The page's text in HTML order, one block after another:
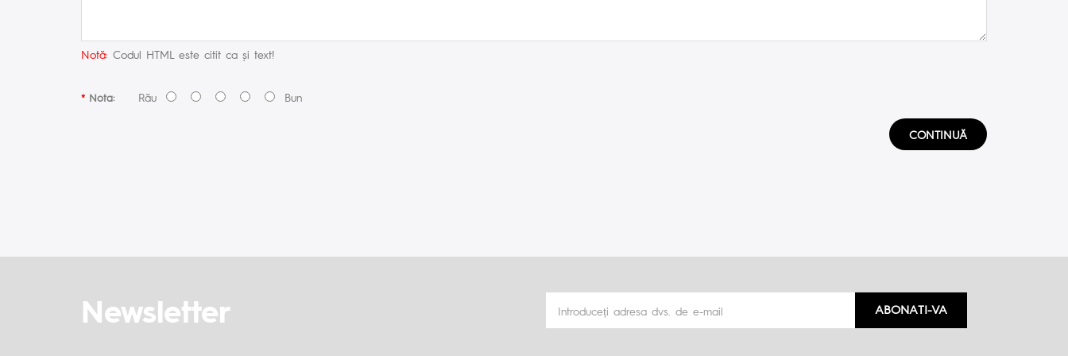
Notă: Codul HTML este citit ca şi text!
Nota:Rău Bun
CONTINUĂ
Newsletter ABONATI-VA